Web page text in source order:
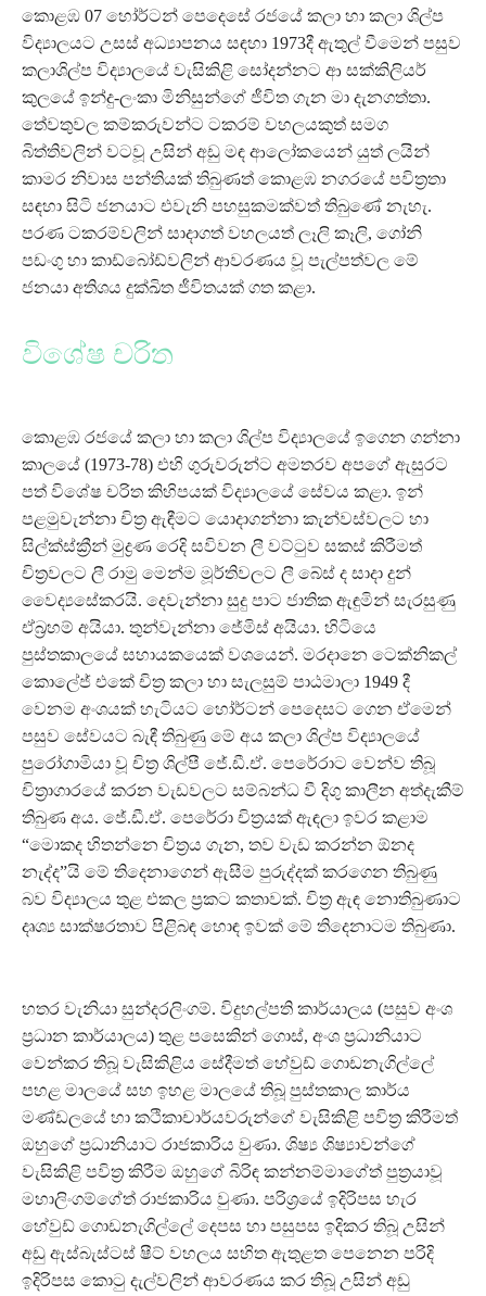
කොළඹ 07 හෝර්ටන් පෙදෙසේ රජයේ කලා හා කලා ශිල්ප
විද්‍යාලයට උසස් අධ්‍යාපනය සඳහා 1973දී ඇතුල් වීමෙන් පසුව
කලාශිල්ප විද්‍යාලයේ වැසිකිළි සෝදන්නට ආ සක්කිලියර්
කුලයේ ඉන්දු-ලංකා මිනිසුන්ගේ ජීවිත ගැන මා දැනගත්තා.
තේවතුවල කම්කරුවන්ට ටකරම් වහලයකුත් සමග
බිත්තිවලින් වටවූ උසින් අඩු මඳ ආලෝකයෙන් යුත් ලයින්
කාමර නිවාස පන්තියක් තිබුණත් කොළඹ නගරයේ පවිත්‍රතා
සඳහා සිටි ජනයාට එවැනි පහසුකමක්වත් තිබුණේ නැහැ.
පරණ ටකරම්වලින් සාදාගත් වහලයත් ලෑලි කෑලි, ගෝනි
පඩංගු හා කාඩ්බෝඩ්වලින් ආවරණය වූ පැල්පත්වල මේ
ජනයා අතිශය දුක්ඛිත ජීවිතයක් ගත කළා.
විශේෂ චරිත
කොළඹ රජයේ කලා හා කලා ශිල්ප විද්‍යාලයේ ඉගෙන ගන්නා
කාලයේ (1973-78) එහි ගුරුවරුන්ට අමතරව අපගේ ඇසුරට
පත් විශේෂ චරිත කිහිපයක් විද්‍යාලයේ සේවය කළා. ඉන්
පළමුවැන්නා චිත්‍ර ඇඳීමට යොදාගන්නා කැන්වස්වලට හා
සිල්ක්ස්ක්‍රීන් මුද්‍රණ රෙදි සවිවන ලී වට්ටුව සකස් කිරීමත්
චිත්‍රවලට ලී රාමු මෙන්ම මූර්තිවලට ලී බේස් ද සාදා දුන්
වෛද්‍යසේකරයි. දෙවැන්නා සුදු පාට ජාතික ඇඳුමින් සැරසුණු
ඒබ්‍රහම් අයියා. තුන්වැන්නා ජේමිස් අයියා. හිටියෙ
පුස්තකාලයේ සහායකයෙක් වශයෙන්. මරදානෙ ටෙක්නිකල්
කොලේජ් එකේ චිත්‍ර කලා හා සැලසුම් පාඨමාලා 1949 දී
වෙනම අංශයක් හැටියට හෝර්ටන් පෙදෙසට ගෙන ඒමෙන්
පසුව සේවයට බැඳී තිබුණු මේ අය කලා ශිල්ප විද්‍යාලයේ
පුරෝගාමියා වූ චිත්‍ර ශිල්පී ජේ.ඩී.ඒ. පෙරේරාට වෙන්ව තිබූ
චිත්‍රාගාරයේ කරන වැඩවලට සම්බන්ධ වී දිගු කාලීන අත්දැකීම්
තිබුණ අය. ජේ.ඩී.ඒ. පෙරේරා චිත්‍රයක් ඇඳලා ඉවර කළාම
“මොකද හිතන්නෙ චිත්‍රය ගැන, තව වැඩ කරන්න ඕනද
නැද්ද”යි මේ තිදෙනාගෙන් ඇසීම පුරුද්දක් කරගෙන තිබුණු
බව විද්‍යාලය තුළ එකල ප්‍රකට කතාවක්. චිත්‍ර ඇඳ නොතිබුණාට
දෘශ්‍ය සාක්ෂරතාව පිළිබඳ හොඳ ඉවක් මේ තිදෙනාටම තිබුණා.
හතර වැනියා සුන්දරලිංගම්. විදුහල්පති කාර්යාලය (පසුව අංශ
ප්‍රධාන කාර්යාලය) තුළ පසෙකින් ගොස්, අංශ ප්‍රධානියාට
වෙන්කර තිබූ වැසිකිළිය සේදීමත් හේවුඩ් ගොඩනැගිල්ලේ
පහළ මාලයේ සහ ඉහළ මාලයේ තිබූ පුස්තකාල කාර්ය
මණ්ඩලයේ හා කථිකාචාර්යවරුන්ගේ වැසිකිළි පවිත්‍ර කිරීමත්
ඔහුගේ ප්‍රධානියාට රාජකාරිය වුණා. ශිෂ්‍ය ශිෂ්‍යාවන්ගේ
වැසිකිළි පවිත්‍ර කිරීම ඔහුගේ බිරිඳ කන්නම්මාගේත් පුත්‍රයාවූ
මහාලිංගම්ගේත් රාජකාරිය වුණා. පරිශ්‍රයේ ඉදිරිපස හැර
හේවුඩ් ගොඩනැගිල්ලේ දෙපස හා පසුපස ඉදිකර තිබූ උසින්
අඩු ඇස්බැස්ටස් ෂීට් වහලය සහිත ඇතුළත පෙනෙන පරිදි
ඉදිරිපස කොටු දැල්වලින් ආවරණය කර තිබූ උසින් අඩු